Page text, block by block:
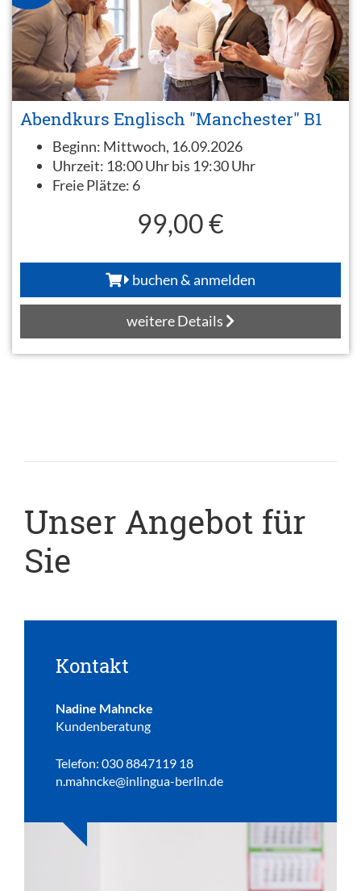
Abendkurs Englisch "Manchester" B1
Beginn: Mittwoch, 16.09.2026
Uhrzeit: 18:00 Uhr bis 19:30 Uhr
Freie Plätze: 6
99,00 €
buchen & anmelden
weitere Details
Unser Angebot für
Sie
Kontakt
Nadine Mahncke
Kundenberatung
Telefon: 030 8847119 18
n.mahncke@inlingua-berlin.de